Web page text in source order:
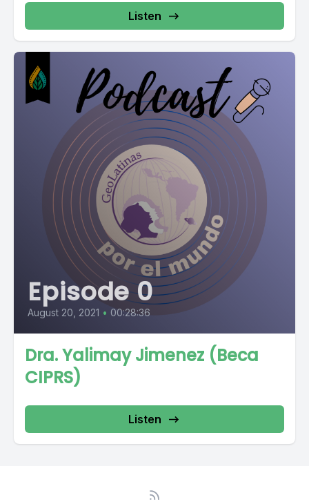
Listen
Episode 0
August 20, 2021 • 00:28:36
Dra. Yalimay Jimenez (Beca
CIPRS)
Listen